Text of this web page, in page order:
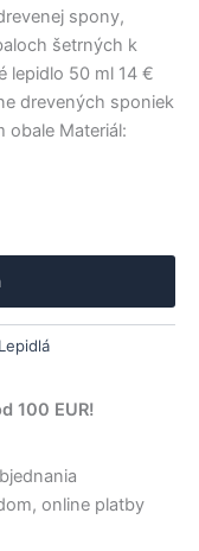
spony,
šetrných k
lepidlo 50 ml 14 €
drevených sponiek
obale Materiál:
Lepidlá
100 EUR!
online platby